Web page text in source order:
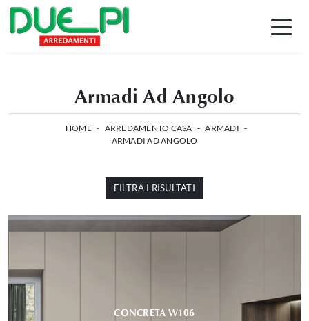
Armadi Ad Angolo
HOME - ARREDAMENTO CASA - ARMADI -
ARMADI AD ANGOLO
FILTRA I RISULTATI
CONCRETA W106